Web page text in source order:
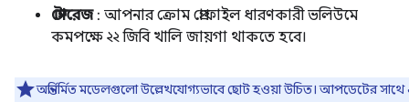
স্টোরেজ: আপনার ক্রোম প্রোফাইল ধারণকারী ভলিউমে
কমপক্ষে ২২ জিবি খালি জায়গা থাকতে হবে।
অন্তর্নির্মিত মডেলগুলো উল্লেখযোগ্যভাবে ছোট হওয়া উচিত। আপডেটের